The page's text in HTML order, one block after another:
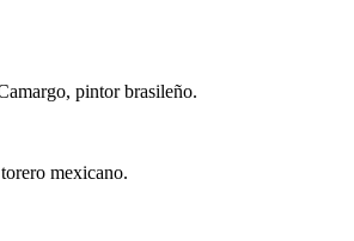
pintor brasileño.
mexicano.